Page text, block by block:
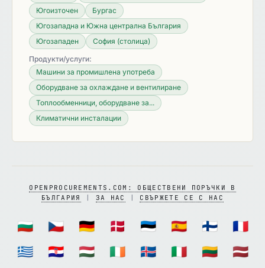
Югоизточен
Бургас
Югозападна и Южна централна България
Югозападен
София (столица)
Продукти/услуги:
Машини за промишлена употреба
Оборудване за охлаждане и вентилиране
Топлообменници, оборудване за...
Климатични инсталации
OPENPROCUREMENTS.COM: ОБЩЕСТВЕНИ ПОРЪЧКИ В
БЪЛГАРИЯ
| ЗА НАС | СВЪРЖЕТЕ СЕ С НАС
🇧🇬 🇨🇿 🇩🇪 🇩🇰 🇪🇪 🇪🇸 🇫🇮
🇫🇷
🇬🇷
🇭🇷 🇭🇺 🇮🇪 🇮🇸 🇮🇹 🇱🇹 🇱🇻